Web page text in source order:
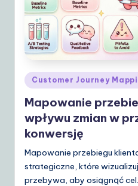
Posted
in
Customer Journey
Mapowanie
wpływu zmian w
konwersję
Mapowanie przebiegu
strategiczne, które
przebywa, aby osiągnąć